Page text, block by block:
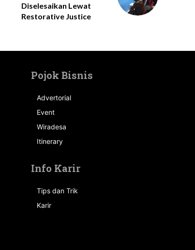
Diselesaikan Lewat
Restorative Justice
Pojok Bisnis
Advertorial
Event
Wiradesa
Itinerary
Info Karir
Tips dan Trik
Karir